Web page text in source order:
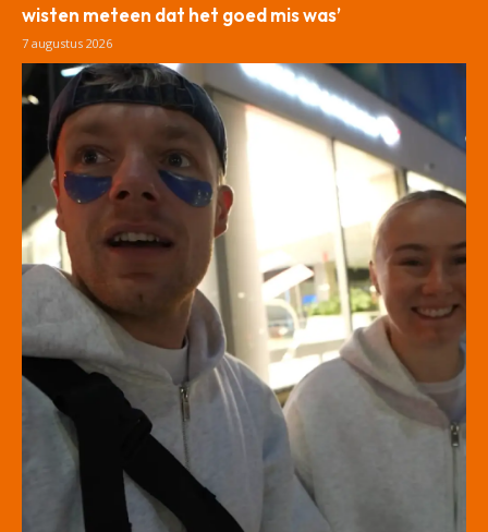
wisten meteen dat het goed mis was’
7 augustus 2026